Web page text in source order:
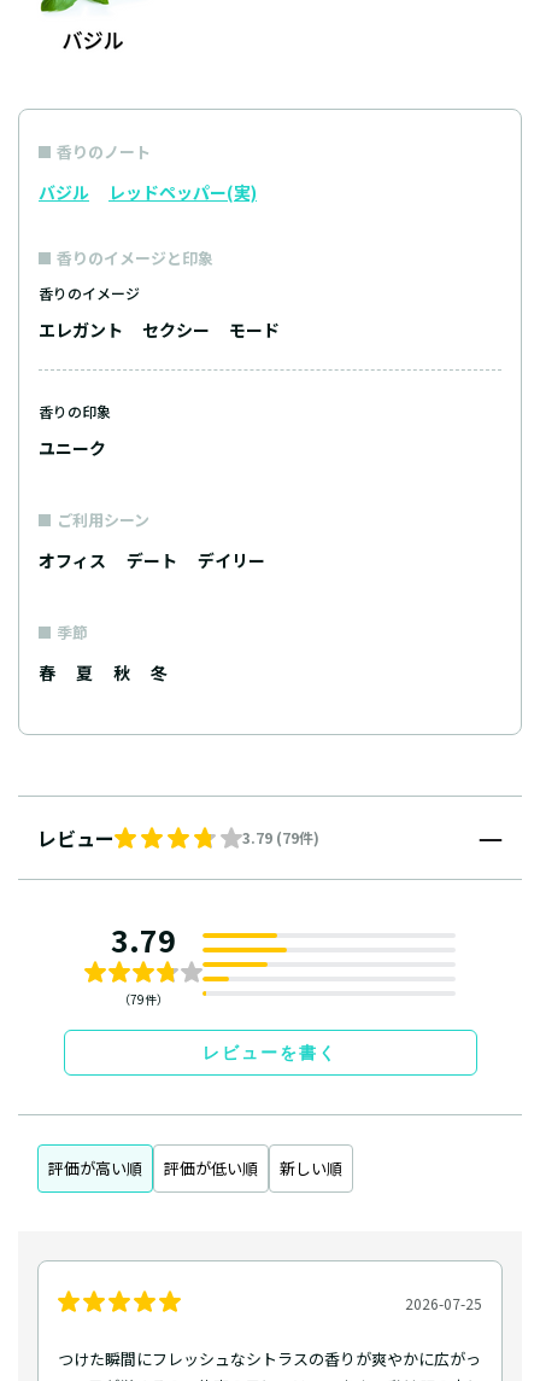
香りのノート
バジル レッドペッパー(実)
香りのイメージと印象
香りのイメージ
エレガント セクシー モード
香りの印象
ユニーク
ご利用シーン
オフィス デート デイリー
季節
春 夏 秋 冬
レビュー 3.79 (79件)
3.79
（79件）
レビューを書く
評価が高い順 評価が低い順 新しい順
2026-07-25
つけた瞬間にフレッシュなシトラスの香りが爽やかに広がっ